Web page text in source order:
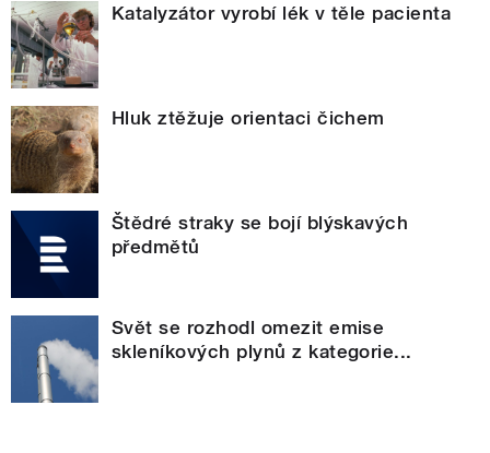
Katalyzátor vyrobí lék v těle pacienta
Hluk ztěžuje orientaci čichem
Štědré straky se bojí blýskavých
předmětů
Svět se rozhodl omezit emise
skleníkových plynů z kategorie...